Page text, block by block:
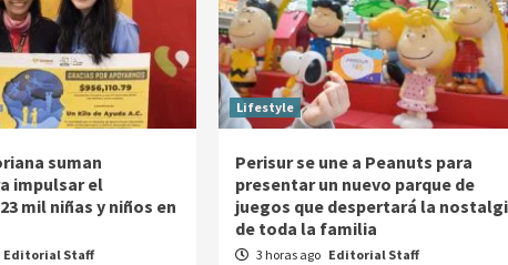
suman
impulsar el
mil niñas y niños en
Editorial Staff
Lifestyle
Perisur se une a Peanuts para
presentar un nuevo parque de
juegos que despertará la
de toda la familia
3 horas ago Editorial Staff